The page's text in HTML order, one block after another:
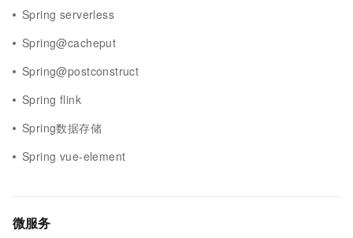
Spring serverless
Spring@cacheput
Spring@postconstruct
Spring flink
Spring数据存储
Spring vue-element
微服务